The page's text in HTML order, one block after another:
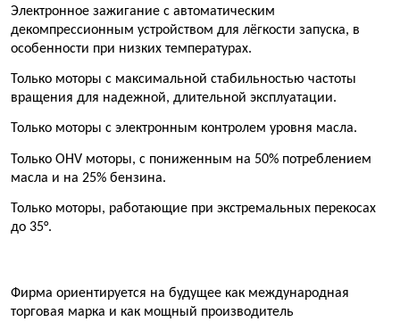
Электронное зажигание с автоматическим
декомпрессионным устройством для лёгкости запуска, в
особенности при низких температурах.
Только моторы с максимальной стабильностью частоты
вращения для надежной, длительной эксплуатации.
Только моторы с электронным контролем уровня масла.
Только OHV моторы, с пониженным на 50% потреблением
масла и на 25% бензина.
Только моторы, работающие при экстремальных перекосах
до 35°.
Фирма ориентируется на будущее как международная
торговая марка и как мощный производитель